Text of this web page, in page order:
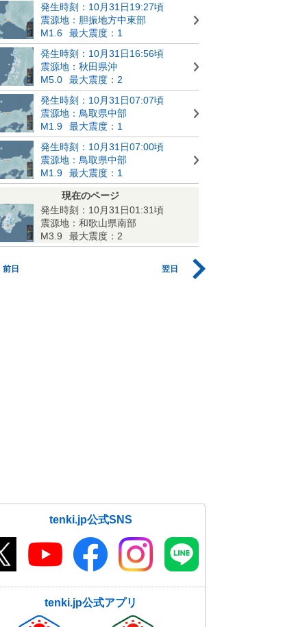
発生時刻：10月31日19:27頃
震源地：胆振地方中東部
M1.6
最大震度：1
発生時刻：10月31日16:56頃
震源地：秋田県沖
M5.0
最大震度：2
発生時刻：10月31日07:07頃
震源地：鳥取県中部
M1.9
最大震度：1
発生時刻：10月31日07:00頃
震源地：鳥取県中部
M1.9
最大震度：1
現在のページ
発生時刻：10月31日01:31頃
震源地：和歌山県南部
M3.9
最大震度：2
前日 翌日
tenki.jp公式SNS
tenki.jp公式アプリ